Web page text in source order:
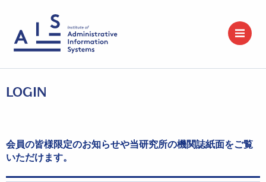
LOGIN
会員の皆様限定のお知らせや当研究所の機関誌紙面をご覧
いただけます。